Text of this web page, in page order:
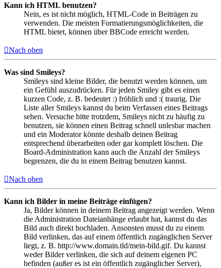
Kann ich HTML benutzen?
Nein, es ist nicht möglich, HTML-Code in Beiträgen zu
verwenden. Die meisten Formatierungsmöglichkeiten, die
HTML bietet, können über BBCode erreicht werden.
Nach oben
Was sind Smileys?
Smileys sind kleine Bilder, die benutzt werden können, um
ein Gefühl auszudrücken. Für jeden Smiley gibt es einen
kurzen Code, z. B. bedeutet :) fröhlich und :( traurig. Die
Liste aller Smileys kannst du beim Verfassen eines Beitrags
sehen. Versuche bitte trotzdem, Smileys nicht zu häufig zu
benutzen, sie können einen Beitrag schnell unlesbar machen
und ein Moderator könnte deshalb deinen Beitrag
entsprechend überarbeiten oder gar komplett löschen. Die
Board-Administration kann auch die Anzahl der Smileys
begrenzen, die du in einem Beitrag benutzen kannst.
Nach oben
Kann ich Bilder in meine Beiträge einfügen?
Ja, Bilder können in deinem Beitrag angezeigt werden. Wenn
die Administration Dateianhänge erlaubt hat, kannst du das
Bild auch direkt hochladen. Ansonsten musst du zu einem
Bild verlinken, das auf einem öffentlich zugänglichen Server
liegt, z. B. http://www.domain.tld/mein-bild.gif. Du kannst
weder Bilder verlinken, die sich auf deinem eigenen PC
befinden (außer es ist ein öffentlich zugänglicher Server),